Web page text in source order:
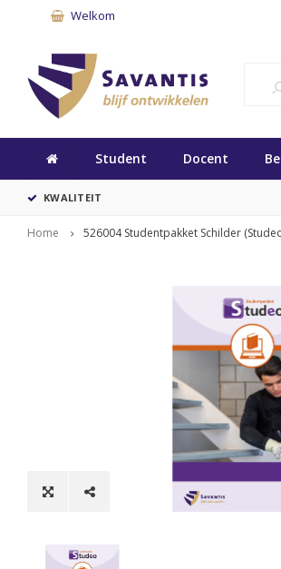
Welkom
Student Docent
KWALITEIT
Home 526004 Studentpakket Schilder